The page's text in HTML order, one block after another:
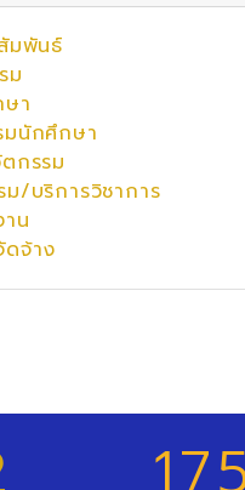
มพันธ์
ม
า
มนักศึกษา
กรรม
/บริการวิชาการ
น
ดจ้าง